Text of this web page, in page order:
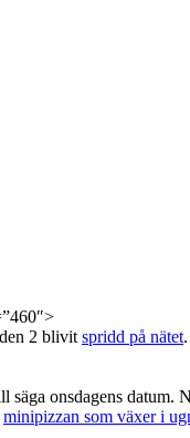
2 blivit spridd på nätet
onsdagens datum.
minipizzan som växer i